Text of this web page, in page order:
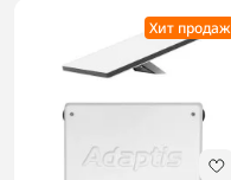
Хит продаж